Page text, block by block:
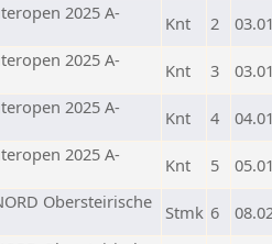
2025 A-
Knt 2
2025 A-
Knt 3
2025 A-
Knt 4
2025 A-
Knt 5
Obersteirische
Stmk 6